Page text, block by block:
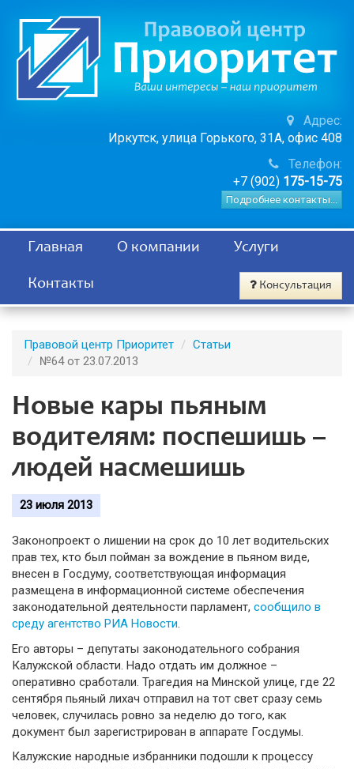
Адрес:
Иркутск, улица Горького, 31А, офис 408
Телефон:
+7 (902) 175-15-75
Подробнее контакты...
Главная О компании Услуги
Контакты Консультация
Правовой центр Приоритет
Статьи
№64 от 23.07.2013
Новые кары пьяным
водителям: поспешишь –
людей насмешишь
23 июля 2013
Законопроект о лишении на срок до 10 лет водительских
прав тех, кто был пойман за вождение в пьяном виде,
внесен в Госдуму, соответствующая информация
размещена в информационной системе обеспечения
законодательной деятельности парламент, сообщило в
среду агентство РИА Новости.
Его авторы – депутаты законодательного собрания
Калужской области. Надо отдать им должное –
оперативно сработали. Трагедия на Минской улице, где 22
сентября пьяный лихач отправил на тот свет сразу семь
человек, случилась ровно за неделю до того, как
документ был зарегистрирован в аппарате Госдумы.
Калужские народные избранники подошли к процессу